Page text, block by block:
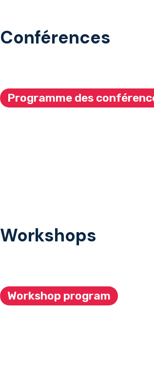
Conférences
Programme des
Workshops
Workshop program